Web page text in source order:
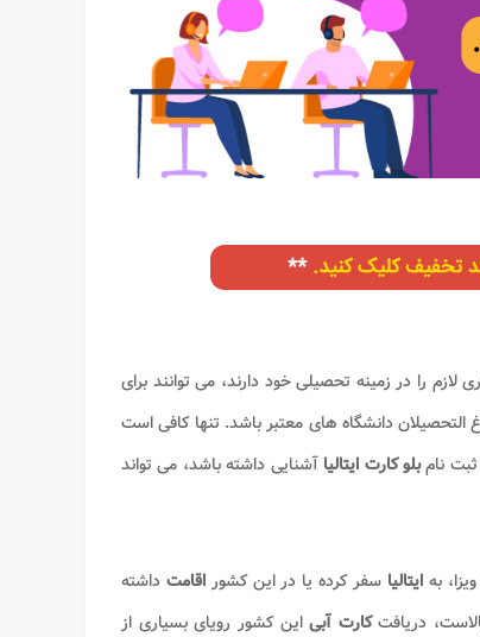
را در زمینه تحصیلی خود دارند، می توانند برای
دانشگاه های معتبر باشد. تنها کافی است
ثبت نامبلو کارت ایتالیا آشنایی داشته باشد، می تواند
بهایتالیاسفر کرده یا در این کشوراقامت داشته
دریافتکارت آبیاین کشور رویای بسیاری از